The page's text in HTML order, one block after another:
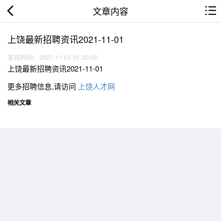
文章内容
上饶最新招聘资讯2021-11-01
发布时间：2021-11-01 01:30:00
上饶最新招聘资讯2021-11-01
更多招聘信息,请访问 上饶人才网
相关文章